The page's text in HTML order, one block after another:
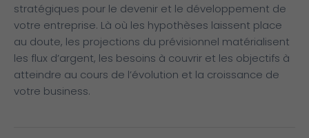
stratégiques pour le devenir et le développement de
votre entreprise. Là où les hypothèses laissent place
au doute, les projections du prévisionnel matérialisent
les flux d’argent, les besoins à couvrir et les objectifs à
atteindre au cours de l’évolution et la croissance de
votre business.